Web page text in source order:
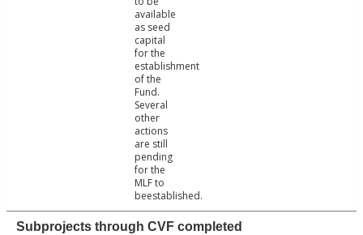
available
as seed
capital
for the
establishment
of the
Fund.
Several
other
actions
are still
pending
for the
MLF to
beestablished.
Subprojects through CVF completed